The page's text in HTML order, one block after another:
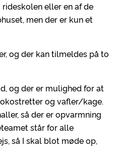
eller en af de
men der er kun et
og der kan tilmeldes på to
og der er mulighed for at
og vafler/kage.
så der er opvarmning
står for alle
så I skal blot møde op,